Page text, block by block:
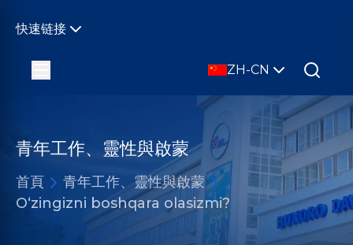
快速链接
ZH-CN
青年工作、靈性與啟蒙
首頁
青年工作、靈性與啟蒙
O‘zingizni boshqara olasizmi?